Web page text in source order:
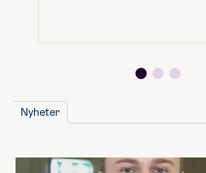
(Huk av og se hvordan det påvirker prisen)
romtype:
Nyheter